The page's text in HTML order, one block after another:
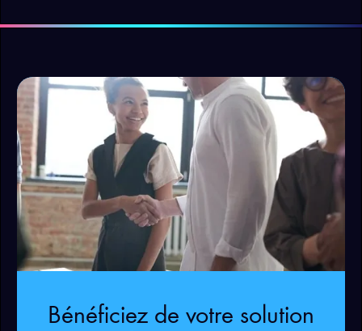
Bénéficiez de votre solution